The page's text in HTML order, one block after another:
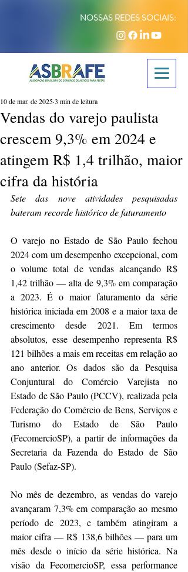
NOSSAS REDES SOCIAIS:
Vendas do varejo paulista
crescem 9,3% em 2024 e
atingem R$ 1,4 trilhão, maior
cifra da história
10 de mar. de 20253 min de leitura
Sete das nove atividades pesquisadas
bateram recorde histórico de faturamento
O varejo no Estado de São Paulo fechou
2024 com um desempenho excepcional, com
o volume total de vendas alcançando R$
1,42 trilhão — alta de 9,3% em comparação
a 2023. É o maior faturamento da série
histórica iniciada em 2008 e a maior taxa de
crescimento desde 2021. Em termos
absolutos, esse desempenho representa R$
121 bilhões a mais em receitas em relação ao
ano anterior. Os dados são da Pesquisa
Conjuntural do Comércio Varejista no
Estado de São Paulo (PCCV), realizada pela
Federação do Comércio de Bens, Serviços e
Turismo do Estado de São Paulo
(FecomercioSP), a partir de informações da
Secretaria da Fazenda do Estado de São
Paulo (Sefaz-SP).
No mês de dezembro, as vendas do varejo
avançaram 7,3% em comparação ao mesmo
período de 2023, e também atingiram a
maior cifra — R$ 138,6 bilhões — para um
mês desde o início da série histórica. Na
visão da FecomercioSP, essa performance